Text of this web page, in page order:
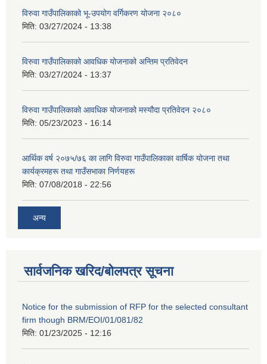
विरुवा गाउँपालिकाको भू-उपयोग वर्गिकरण योजना २०८०
मिति: 03/27/2024 - 13:38
विरुवा गाउँपालिकाको आवधिक योजनाको अन्तिम प्रतिवेदन
मिति: 03/27/2024 - 13:37
विरुवा गाउँपालिकाको आवधिक योजनाको मस्यौदा प्रतिवेदन २०८०
मिति: 05/23/2023 - 16:14
आर्थिक वर्ष २०७५/७६ का लागि विरुवा गाउँपालिकाका वार्षिक योजना तथा
कार्यक्रमहरू तथा गाउँसभाका निर्णयहरू
मिति: 07/08/2018 - 22:56
अन्य
सार्वजनिक खरिद/बोलपत्र सूचना
Notice for the submission of RFP for the selected consultant
firm though BRM/EOI/01/081/82
मिति: 01/23/2025 - 12:16